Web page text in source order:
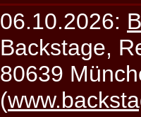
06.10.2026:
Backstage,
80639
(